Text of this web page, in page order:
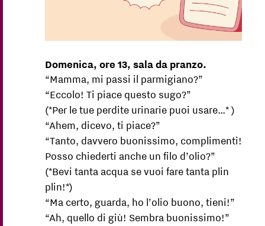
Domenica, ore 13, sala da pranzo.
“Mamma, mi passi il parmigiano?”
“Eccolo! Ti piace questo sugo?”
(*Per le tue perdite urinarie puoi usare…* )
“Ahem, dicevo, ti piace?”
“Tanto, davvero buonissimo, complimenti!
Posso chiederti anche un filo d’olio?”
(*Bevi tanta acqua se vuoi fare tanta plin
plin!*)
“Ma certo, guarda, ho l’olio buono, tieni!”
“Ah, quello di giù! Sembra buonissimo!”